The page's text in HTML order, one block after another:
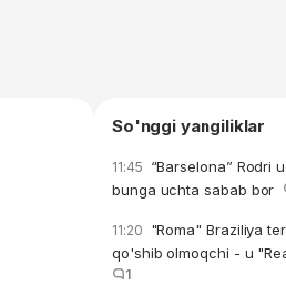
So'nggi yangiliklar
11:45 “Barselona” Rodri
bunga uchta sabab bor
11:20 "Roma" Braziliya
qo'shib olmoqchi - u
1